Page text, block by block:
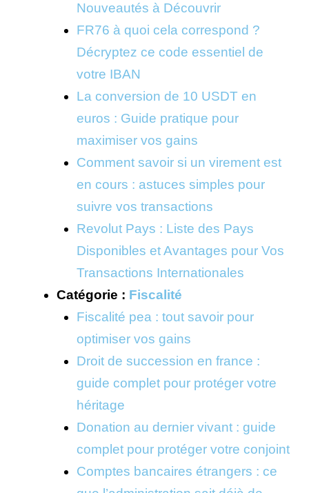
Nouveautés à Découvrir
FR76 à quoi cela correspond ?
Décryptez ce code essentiel de
votre IBAN
La conversion de 10 USDT en
euros : Guide pratique pour
maximiser vos gains
Comment savoir si un virement est
en cours : astuces simples pour
suivre vos transactions
Revolut Pays : Liste des Pays
Disponibles et Avantages pour Vos
Transactions Internationales
Catégorie : Fiscalité
Fiscalité pea : tout savoir pour
optimiser vos gains
Droit de succession en france :
guide complet pour protéger votre
héritage
Donation au dernier vivant : guide
complet pour protéger votre conjoint
Comptes bancaires étrangers : ce